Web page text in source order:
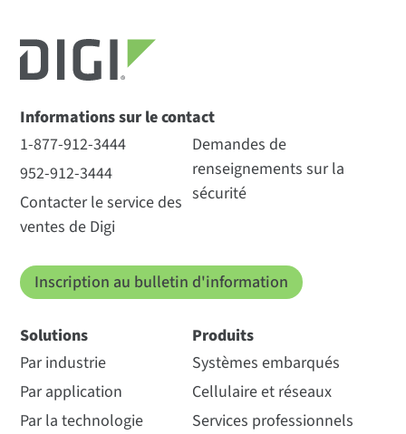
Informations sur le contact
1-877-912-3444
952-912-3444
Contacter le service des
ventes de Digi
Demandes de
renseignements sur la
sécurité
Inscription au bulletin d'information
Solutions
Par industrie
Par application
Par la technologie
Produits
Systèmes embarqués
Cellulaire et réseaux
Services professionnels